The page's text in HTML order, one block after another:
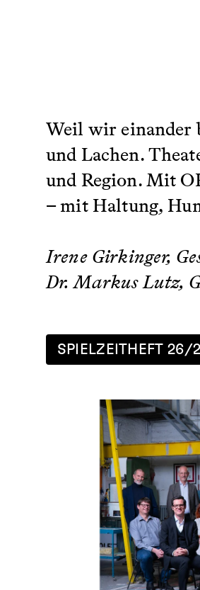
Weil wir einander
und Lachen.
und Region. Mit
– mit Haltung,
Irene Girkinger,
Dr. Markus Lutz,
SPIELZEITHEFT 26/